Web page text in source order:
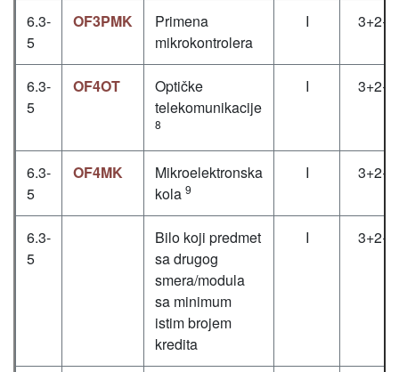
6.3-
5
OF3PMK
Primena
mikrokontrolera
I 3+2+0
6.3-
5
OF4OT
Optičke
telekomunikacije
8
I 3+2+0
6.3-
5
OF4MK
Mikroelektronska
kola 9
I 3+2+0
6.3-
5
Bilo koji predmet
sa drugog
smera/modula
sa minimum
istim brojem
kredita
I 3+2+0